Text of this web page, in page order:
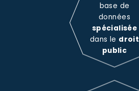
base de
données
spécialisée
dans le droit
public